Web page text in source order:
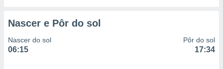
Nascer e Pôr do sol
Nascer do sol
06:15
Pôr do sol
17:34